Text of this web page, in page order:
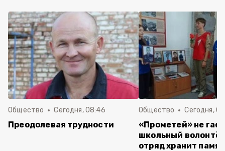
Общество Сегодня, 08:46
Преодолевая трудности
Общество Сегодня,
«Прометей» не
школьный
отряд хранит